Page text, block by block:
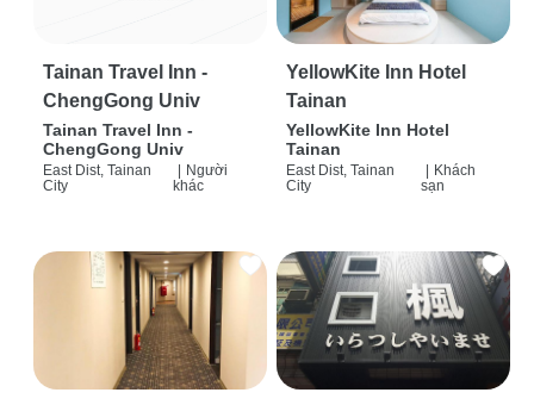
Tainan Travel Inn -
ChengGong Univ
Tainan Travel Inn -
ChengGong Univ
East Dist, Tainan
City
| Người
khác
YellowKite Inn Hotel
Tainan
YellowKite Inn Hotel
Tainan
East Dist, Tainan
City
| Khách
sạn